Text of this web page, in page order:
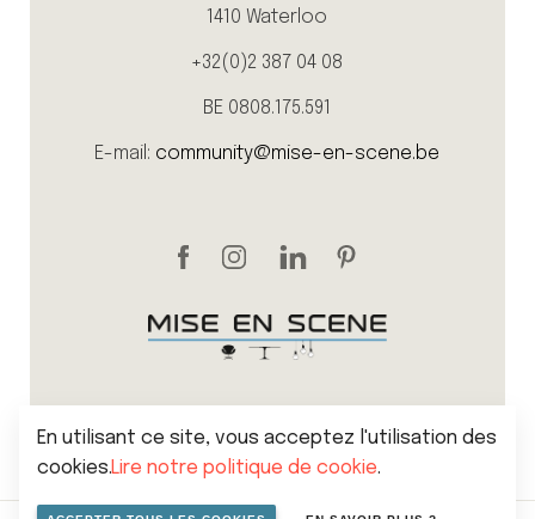
1410 Waterloo
+32(0)2 387 04 08
BE 0808.175.591
E-mail: community@mise-en-scene.be
En utilisant ce site, vous acceptez l'utilisation des
cookies.Lire notre politique de cookie.